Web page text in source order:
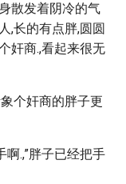
散发着阴冷的气
,长的有点胖,圆圆
奸商.,看起来很无
个奸商的胖子更
啊.,”胖子已经把手